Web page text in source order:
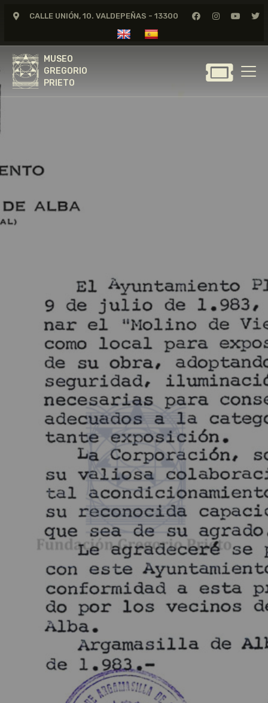
CALLE UNIÓN, 10. VALDEPEÑAS - 13300
MUSEO
GREGORIO
PRIETO
MUSEO
GREGORIO
NOTICIAS